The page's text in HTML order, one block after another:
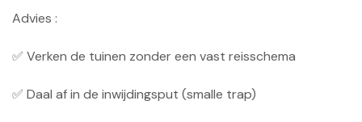
Advies :
✅ Verken de tuinen zonder een vast reisschema
✅ Daal af in de inwijdingsput (smalle trap)